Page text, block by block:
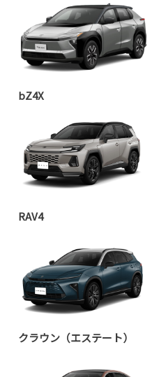
bZ4X
RAV4
クラウン（エステート）